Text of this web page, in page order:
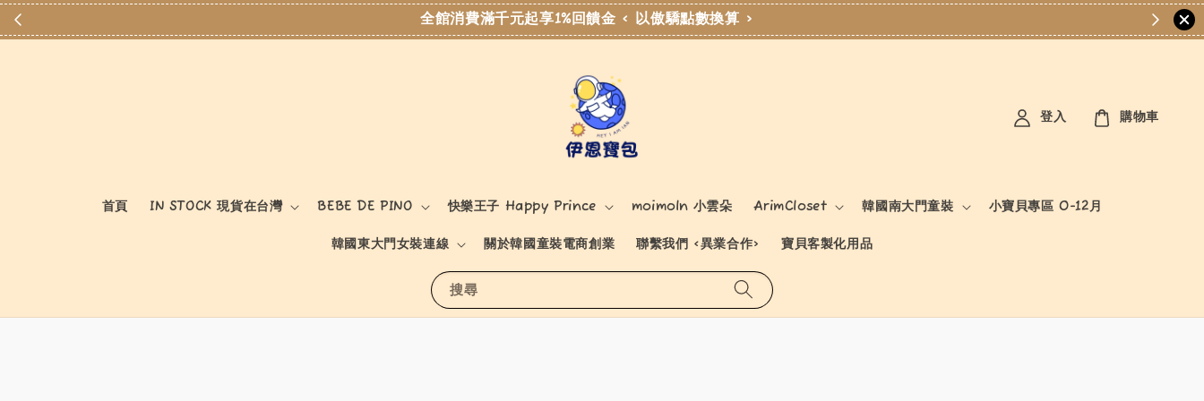
全館消費滿千元起享1%回饋金 < 以傲驕點數換算 >
搜尋
首頁 IN STOCK 現貨在台灣 BEBE DE PINO 快樂王子 Happy Prince moimoln 小雲朵 ArimCloset 韓國南大門童裝 小寶貝專區 0-12月
韓國東大門女裝連線 關於韓國童裝電商創業 聯繫我們 <異業合作> 寶貝客製化用品
登入 購物車